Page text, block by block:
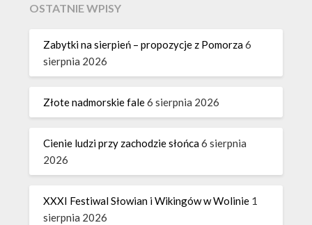
OSTATNIE WPISY
Zabytki na sierpień – propozycje z Pomorza6
sierpnia 2026
Złote nadmorskie fale6 sierpnia 2026
Cienie ludzi przy zachodzie słońca6 sierpnia
2026
XXXI Festiwal Słowian i Wikingów w Wolinie 1
sierpnia 2026